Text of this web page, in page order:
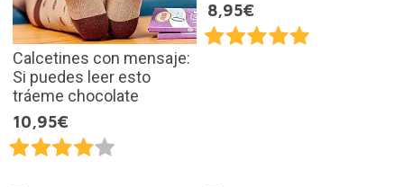
Calcetines con mensaje:
Si puedes leer esto
tráeme chocolate
10,95€
8,95€